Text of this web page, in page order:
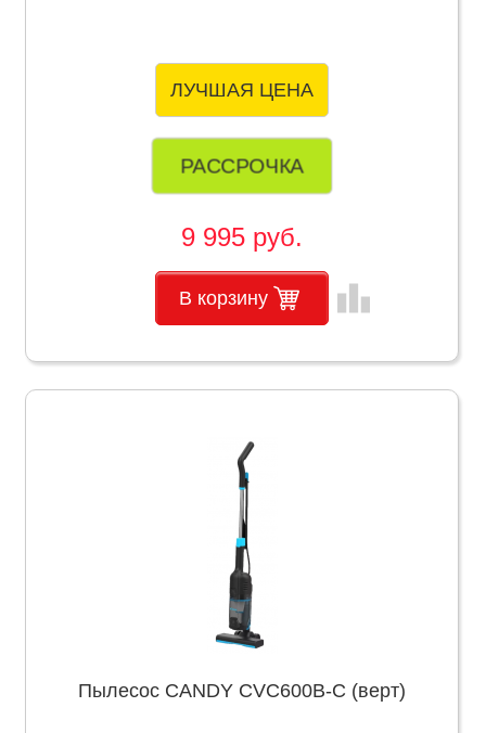
ЛУЧШАЯ ЦЕНА
РАССРОЧКА
9 995 руб.
В корзину leaderboard
Пылесос CANDY CVC600B-C (верт)